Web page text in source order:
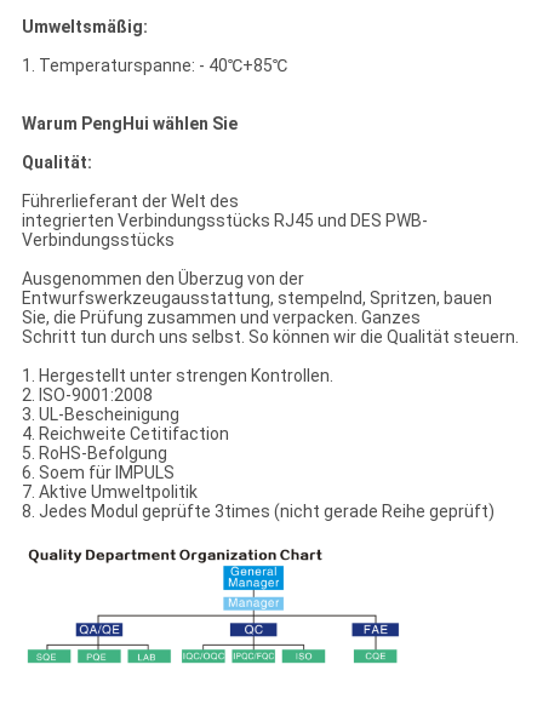
Umweltsmäßig:
1. Temperaturspanne: - 40℃+85℃
Warum PengHui wählen Sie
Qualität:
Führerlieferant der Welt des
integrierten Verbindungsstücks RJ45 und DES PWB-
Verbindungsstücks
Ausgenommen den Überzug von der
Entwurfswerkzeugausstattung, stempelnd, Spritzen, bauen
Sie, die Prüfung zusammen und verpacken. Ganzes
Schritt tun durch uns selbst. So können wir die Qualität steuern.
1. Hergestellt unter strengen Kontrollen.
2. ISO-9001:2008
3. UL-Bescheinigung
4. Reichweite Cetitifaction
5. RoHS-Befolgung
6. Soem für IMPULS
7. Aktive Umweltpolitik
8. Jedes Modul geprüfte 3times (nicht gerade Reihe geprüft)